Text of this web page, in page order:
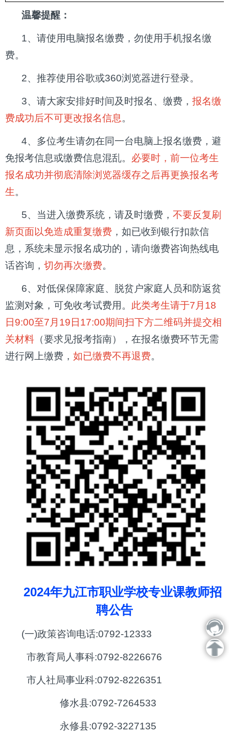
温馨提醒：
1、请使用电脑报名缴费，勿使用手机报名缴
费。
2、推荐使用谷歌或360浏览器进行登录。
3、请大家安排好时间及时报名、缴费， 报名缴
费成功后不可更改报名信息。
4、多位考生请勿在同一台电脑上报名缴费，避
免报考信息或缴费信息混乱。 必要时，前一位考生
报名成功并彻底清除浏览器缓存之后再更换报名考
生。
5、当进入缴费系统，请及时缴费， 不要反复刷
新页面以免造成重复缴费 ，如已收到银行扣款信
息，系统未显示报名成功的，请向缴费咨询热线电
话咨询， 切勿再次缴费。
6、对低保保障家庭、脱贫户家庭人员和防返贫
监测对象，可免收考试费用。 此类考生请于7月18
日9:00至7月19日17:00期间扫下方二维码并提交相
关材料 （要求见报考指南），在报名缴费环节无需
进行网上缴费， 如已缴费不再退费。
2024年九江市职业学校专业课教师招
聘公告
(一)政策咨询电话:0792-12333
市教育局人事科:0792-8226676
市人社局事业科:0792-8226351
修水县:0792-7264533
永修县:0792-3227135